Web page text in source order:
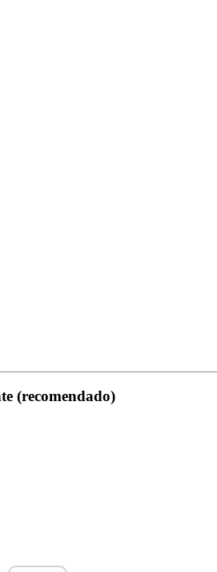
(recomendado)